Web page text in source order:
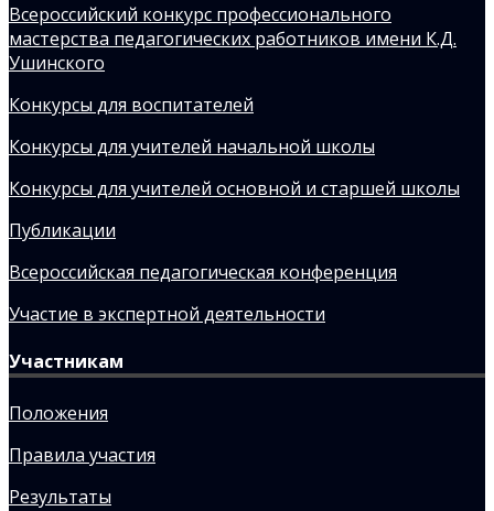
Всероссийский конкурс профессионального
мастерства педагогических работников имени К.Д.
Ушинского
Конкурсы для воспитателей
Конкурсы для учителей начальной школы
Конкурсы для учителей основной и старшей школы
Публикации
Всероссийская педагогическая конференция
Участие в экспертной деятельности
Участникам
Положения
Правила участия
Результаты